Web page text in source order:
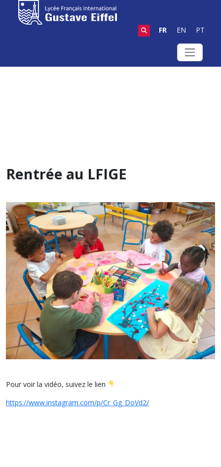
FR EN PT
Rentrée au LFIGE
Pour voir la vidéo, suivez le lien
https://www.instagram.com/p/Cr_Gg_DoVd2/